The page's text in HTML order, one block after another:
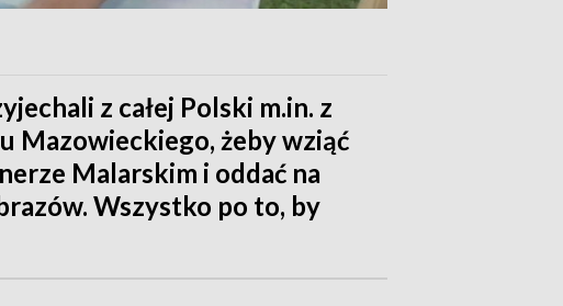
z całej Polski m.in. z
Mazowieckiego, żeby wziąć
Malarskim i oddać na
Wszystko po to, by